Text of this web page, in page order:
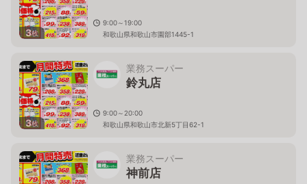
3枚
9:00～19:00
和歌山県和歌山市園部1445-1
3枚
業務スーパー
鈴丸店
9:00～20:00
和歌山県和歌山市北新5丁目62-1
業務スーパー
神前店